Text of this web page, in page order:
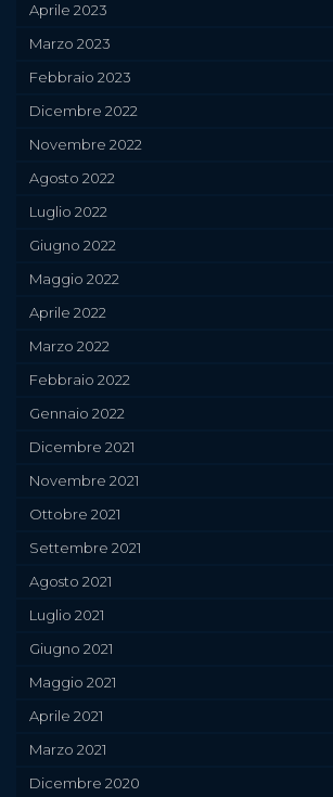
Aprile 2023
Marzo 2023
Febbraio 2023
Dicembre 2022
Novembre 2022
Agosto 2022
Luglio 2022
Giugno 2022
Maggio 2022
Aprile 2022
Marzo 2022
Febbraio 2022
Gennaio 2022
Dicembre 2021
Novembre 2021
Ottobre 2021
Settembre 2021
Agosto 2021
Luglio 2021
Giugno 2021
Maggio 2021
Aprile 2021
Marzo 2021
Dicembre 2020